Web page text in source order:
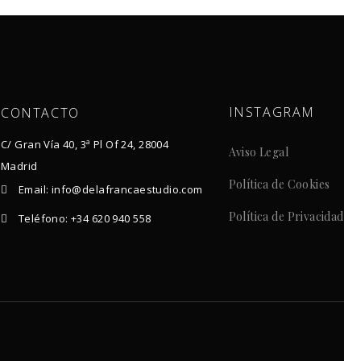
CONTACTO
C/ Gran Vía 40, 3ª Pl Of 24, 28004
Madrid
Email: info@delafrancaestudio.com
Teléfono: +34 620 940 558
INSTAGRAM
Aviso Legal
Política de Cookies
Política de Privacidad